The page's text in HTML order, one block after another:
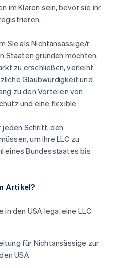
im Wert von
im Klaren sein, bevor sie ihr
Sie als Nichtansässige/r
Staaten gründen möchten.
zu erschließen, verleiht
Glaubwürdigkeit und
zu den Vorteilen von
und eine flexible
jeden Schritt, den
um ihre LLC zu
eines Bundesstaates bis
Artikel?
in den USA legal eine LLC
für Nichtansässige zur
USA